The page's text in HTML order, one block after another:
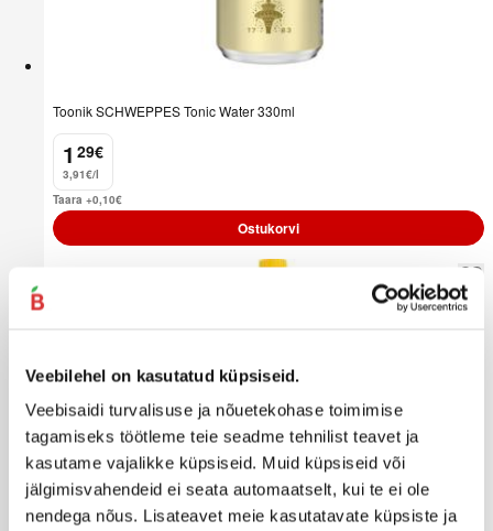
Veebilehel on kasutatud küpsiseid.
Veebisaidi turvalisuse ja nõuetekohase toimimise
tagamiseks töötleme teie seadme tehnilist teavet ja
kasutame vajalikke küpsiseid. Muid küpsiseid või
jälgimisvahendeid ei seata automaatselt, kui te ei ole
nendega nõus. Lisateavet meie kasutatavate küpsiste ja
Toonik SCHWEPPES Tonic Water 330ml
1
. 29€
3,91€/l
Taara +0,10€
Ostukorvi